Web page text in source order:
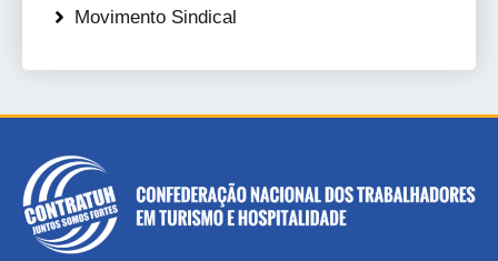
Movimento Sindical